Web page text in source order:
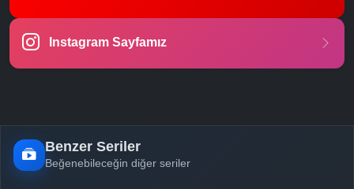
Instagram Sayfamız
Benzer Seriler
Beğenebileceğin diğer seriler